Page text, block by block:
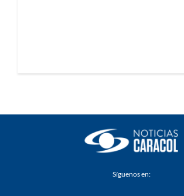
Síguenos en: